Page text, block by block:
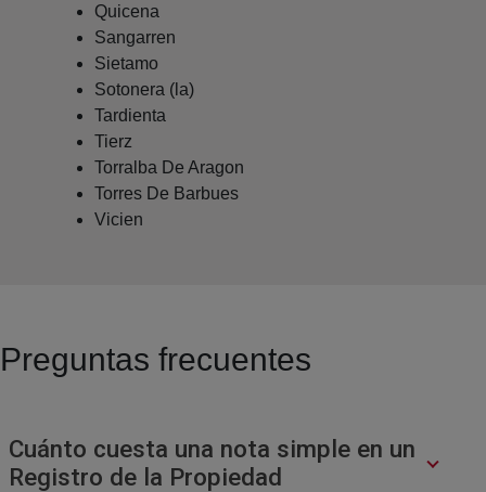
Quicena
Sangarren
Sietamo
Sotonera (la)
Tardienta
Tierz
Torralba De Aragon
Torres De Barbues
Vicien
Preguntas frecuentes
Cuánto cuesta una nota simple en un
Registro de la Propiedad